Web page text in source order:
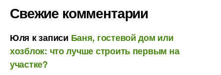
Свежие комментарии
Юля к записи Баня, гостевой дом или
хозблок: что лучше строить первым на
участке?